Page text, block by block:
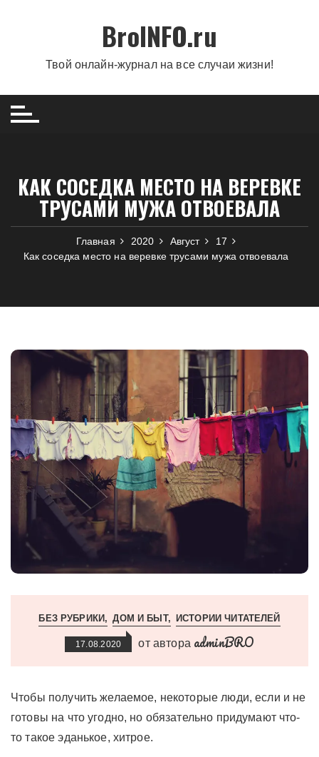
BroINFO.ru
Твой онлайн-журнал на все случаи жизни!
КАК СОСЕДКА МЕСТО НА ВЕРЕВКЕ
ТРУСАМИ МУЖА ОТВОЕВАЛА
Главная 2020 Август
17
Как соседка место на веревке трусами мужа отвоевала
БЕЗ РУБРИКИ ДОМ И БЫТ ИСТОРИИ ЧИТАТЕЛЕЙ
17.08.2020 от автора adminBRO
Чтобы получить желаемое, некоторые люди, если и не
готовы на что угодно, но обязательно придумают что-
то такое эданькое, хитрое.